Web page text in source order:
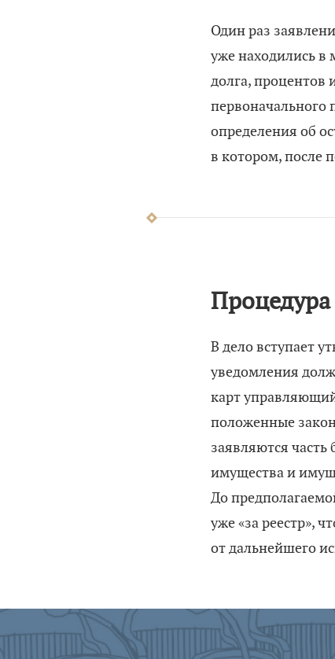
Один раз
уже находились в
долга, процентов
первоначального
определения об
в котором, после
В дело вступает
уведомления
карт
положенные
заявляются
имущества и
До
уже «за реестр»,
от дальнейшего